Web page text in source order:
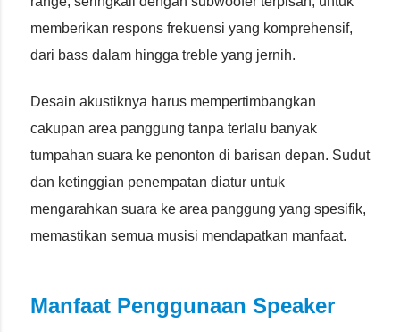
memberikan respons frekuensi yang komprehensif,
dari bass dalam hingga treble yang jernih.
Desain akustiknya harus mempertimbangkan
cakupan area panggung tanpa terlalu banyak
tumpahan suara ke penonton di barisan depan. Sudut
dan ketinggian penempatan diatur untuk
mengarahkan suara ke area panggung yang spesifik,
memastikan semua musisi mendapatkan manfaat.
Manfaat Penggunaan Speaker